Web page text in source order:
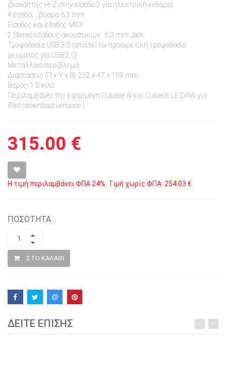
(διακόπτης Hi-Z στην είσοδο 2 για ηλεκτρική κιθάρα)
4 έξοδοι : βύσμα 6,3 mm
Είσοδος και έξοδος MIDI
2 Stereo εξόδους ακουστικών : 6.3 mm Jack
Τροφοδοσία USB 3.0 (απαιτείται προαιρετική τροφοδοσία
ρεύματος για USB 2.0)
Mεταλλικό περίβλημα
Διαστάσεις (Π x Υ x Β): 252 x 47 x 159 mm
Βάρος: 1.5 κιλό
Περιλαμβάνει την εφαρμογή Cubase AI και Cubasis LE DAW για
iPad (download versions )
315.00 €
Η τιμή περιλαμβάνει ΦΠΑ 24%. Τιμή χωρίς ΦΠΑ: 254.03 €
ΠΟΣΟΤΗΤΑ :
ΣΤΟ ΚΑΛΑΘΙ
ΔΕΙΤΕ ΕΠΙΣΗΣ